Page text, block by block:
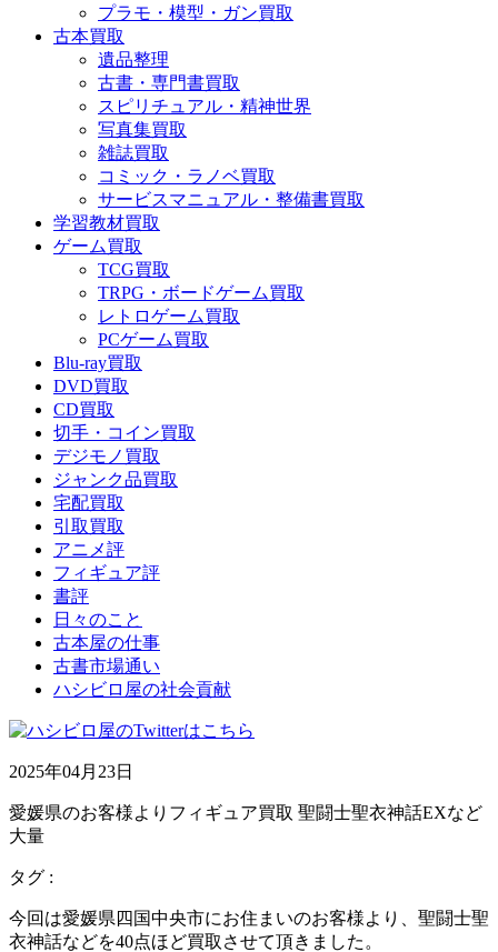
プラモ・模型・ガン買取
古本買取
遺品整理
古書・専門書買取
スピリチュアル・精神世界
写真集買取
雑誌買取
コミック・ラノベ買取
サービスマニュアル・整備書買取
学習教材買取
ゲーム買取
TCG買取
TRPG・ボードゲーム買取
レトロゲーム買取
PCゲーム買取
Blu-ray買取
DVD買取
CD買取
切手・コイン買取
デジモノ買取
ジャンク品買取
宅配買取
引取買取
アニメ評
フィギュア評
書評
日々のこと
古本屋の仕事
古書市場通い
ハシビロ屋の社会貢献
2025年04月23日
愛媛県のお客様よりフィギュア買取 聖闘士聖衣神話EXなど
大量
タグ :
今回は愛媛県四国中央市にお住まいのお客様より、聖闘士聖
衣神話などを40点ほど買取させて頂きました。